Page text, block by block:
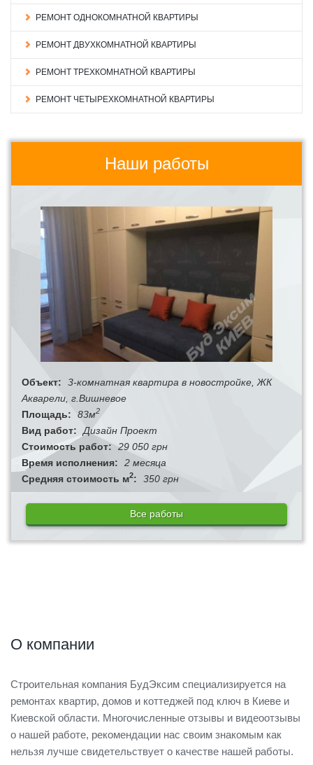
РЕМОНТ ОДНОКОМНАТНОЙ КВАРТИРЫ
РЕМОНТ ДВУХКОМНАТНОЙ КВАРТИРЫ
РЕМОНТ ТРЕХКОМНАТНОЙ КВАРТИРЫ
РЕМОНТ ЧЕТЫРЕХКОМНАТНОЙ КВАРТИРЫ
Наши работы
Объект:
3-комнатная квартира в новостройке, ЖК
Акварели, г.Вишневое
Площадь:
83м2
Вид работ:
Дизайн Проект
Стоимость работ: 29 050 грн
Время исполнения:
2 месяца
Средняя стоимость м2: 350 грн
Все работы
О компании
Строительная компания БудЭксим специализируется на
ремонтах квартир, домов и коттеджей под ключ в Киеве и
Киевской области. Многочисленные отзывы и видеоотзывы
о нашей работе, рекомендации нас своим знакомым как
нельзя лучше свидетельствует о качестве нашей работы.